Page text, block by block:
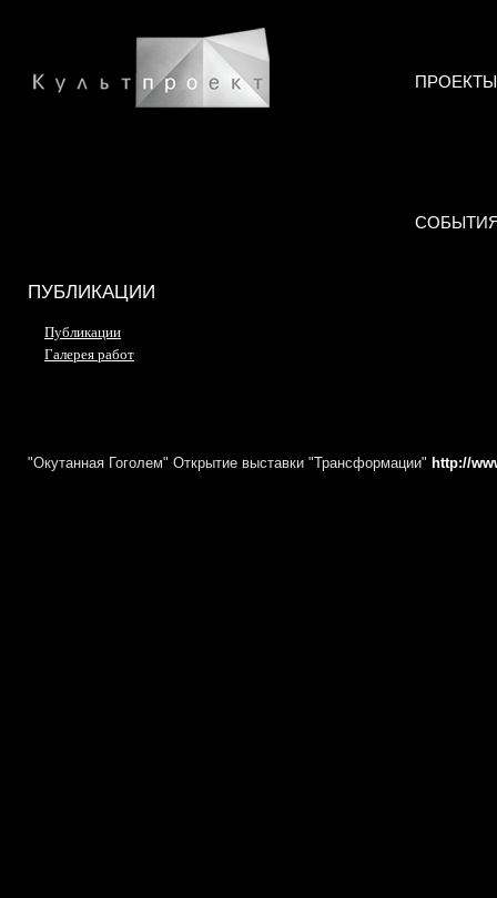
ПРОЕКТЫ
ПУБЛИКАЦИИ
Публикации
Галерея работ
"Окутанная Гоголем" Открытие выставки "Трансформации" http://